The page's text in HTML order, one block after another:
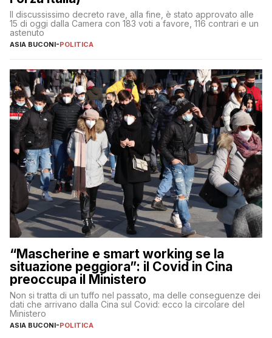
Il discussissimo decreto rave, alla fine, è stato approvato alle
15 di oggi dalla Camera con 183 voti a favore, 116 contrari e un
astenuto
ASIA BUCONI-POLITICA
“Mascherine e smart working se la
situazione peggiora”: il Covid in Cina
preoccupa il Ministero
Non si tratta di un tuffo nel passato, ma delle conseguenze dei
dati che arrivano dalla Cina sul Covid: ecco la circolare del
Ministero
ASIA BUCONI-POLITICA